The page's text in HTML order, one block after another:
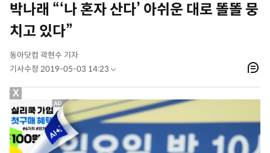
박나래 “‘나 혼자 산다’ 아쉬운 대로 똘똘 뭉
치고 있다”
동아닷컴 곽현수 기자
기사수정 2019-05-03 14:23
X